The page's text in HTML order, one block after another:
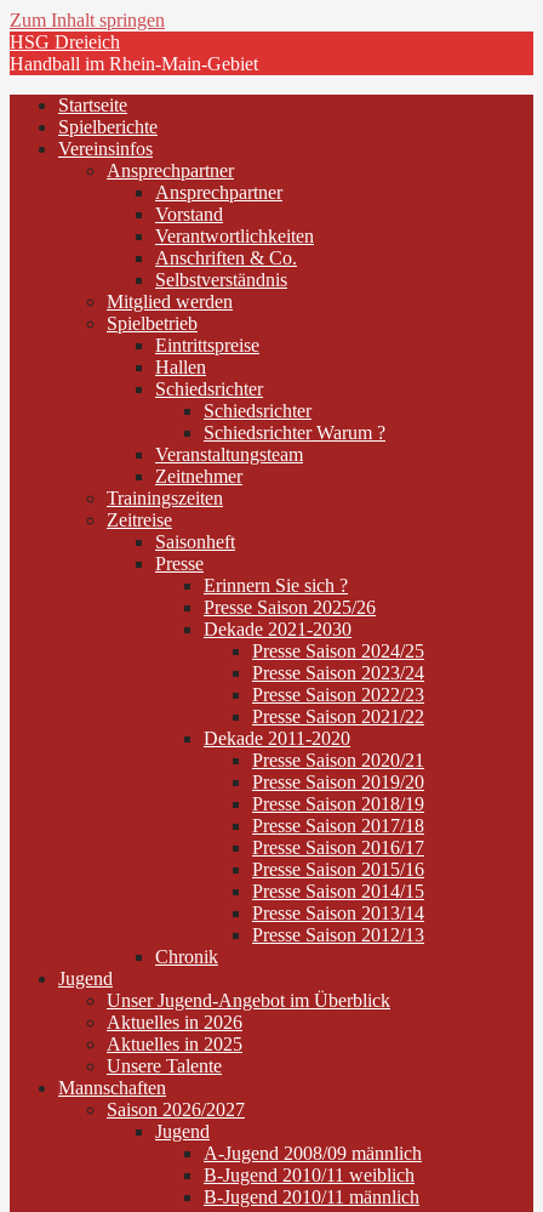
Zum Inhalt springen
HSG Dreieich
Handball im Rhein-Main-Gebiet
Startseite
Spielberichte
Vereinsinfos
Ansprechpartner
Ansprechpartner
Vorstand
Verantwortlichkeiten
Anschriften & Co.
Selbstverständnis
Mitglied werden
Spielbetrieb
Eintrittspreise
Hallen
Schiedsrichter
Schiedsrichter
Schiedsrichter Warum ?
Veranstaltungsteam
Zeitnehmer
Trainingszeiten
Zeitreise
Saisonheft
Presse
Erinnern Sie sich ?
Presse Saison 2025/26
Dekade 2021-2030
Presse Saison 2024/25
Presse Saison 2023/24
Presse Saison 2022/23
Presse Saison 2021/22
Dekade 2011-2020
Presse Saison 2020/21
Presse Saison 2019/20
Presse Saison 2018/19
Presse Saison 2017/18
Presse Saison 2016/17
Presse Saison 2015/16
Presse Saison 2014/15
Presse Saison 2013/14
Presse Saison 2012/13
Chronik
Jugend
Unser Jugend-Angebot im Überblick
Aktuelles in 2026
Aktuelles in 2025
Unsere Talente
Mannschaften
Saison 2026/2027
Jugend
A-Jugend 2008/09 männlich
B-Jugend 2010/11 weiblich
B-Jugend 2010/11 männlich